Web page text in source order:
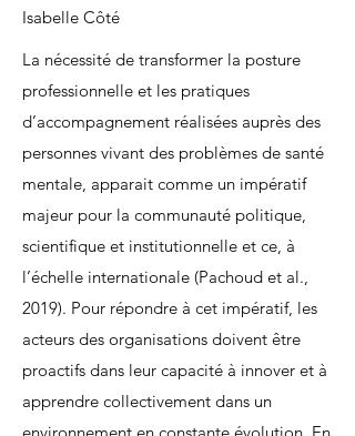
Isabelle Côté
La nécessité de transformer la posture
professionnelle et les pratiques
d’accompagnement réalisées auprès des
personnes vivant des problèmes de santé
mentale, apparait comme un impératif
majeur pour la communauté politique,
scientifique et institutionnelle et ce, à
l’échelle internationale (Pachoud et al.,
2019). Pour répondre à cet impératif, les
acteurs des organisations doivent être
proactifs dans leur capacité à innover et à
apprendre collectivement dans un